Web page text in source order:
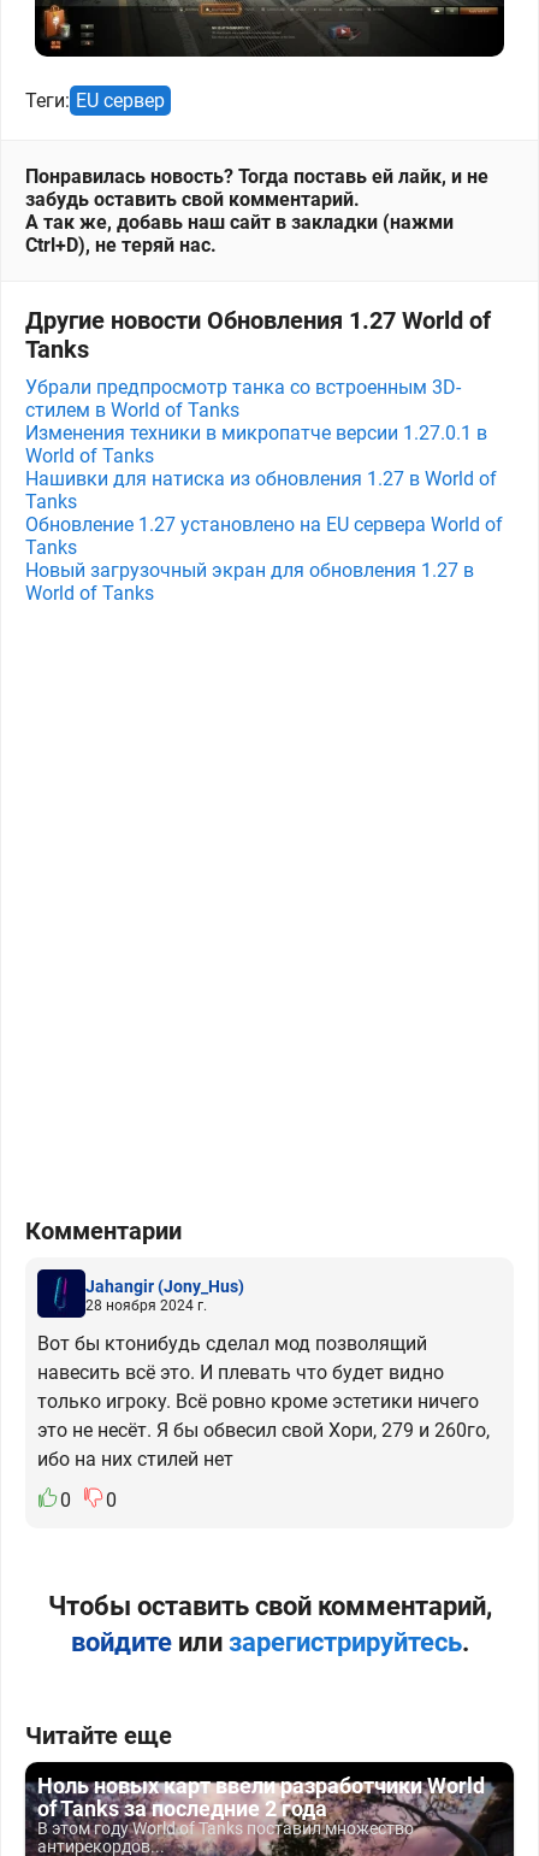
Теги: EU сервер
Понравилась новость? Тогда поставь ей лайк, и не
забудь оставить свой комментарий.
А так же, добавь наш сайт в закладки (нажми
Ctrl+D), не теряй нас.
Другие новости Обновления 1.27 World of
Tanks
Убрали предпросмотр танка со встроенным 3D-
стилем в World of Tanks
Изменения техники в микропатче версии 1.27.0.1 в
World of Tanks
Нашивки для натиска из обновления 1.27 в World of
Tanks
Обновление 1.27 установлено на EU сервера World of
Tanks
Новый загрузочный экран для обновления 1.27 в
World of Tanks
Комментарии
Jahangir(Jony_Hus)
28 ноября 2024 г.
Вот бы ктонибудь сделал мод позволящий
навесить всё это. И плевать что будет видно
только игроку. Всё ровно кроме эстетики ничего
это не несёт. Я бы обвесил свой Хори, 279 и 260го,
ибо на них стилей нет
0
0
Чтобы оставить свой комментарий,
войдитеили зарегистрируйтесь.
Читайте еще
Ноль новых карт ввели разработчики World
of Tanks за последние 2 года
В этом году World of Tanks поставил множество
антирекордов...